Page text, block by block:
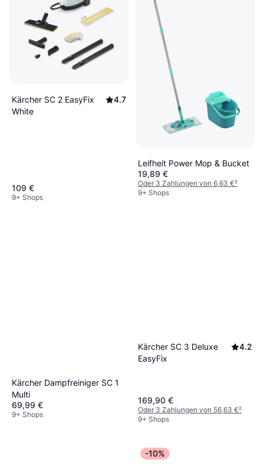
Kärcher SC 2 EasyFix
White
4.7
109 €
9+ Shops
Leifheit Power Mop & Bucket
19,89 €
Oder 3 Zahlungen von 6,63 €²
9+ Shops
Kärcher Dampfreiniger SC 1
Multi
69,99 €
9+ Shops
Kärcher SC 3 Deluxe
EasyFix
4.2
169,90 €
Oder 3 Zahlungen von 56,63 €²
9+ Shops
-10%